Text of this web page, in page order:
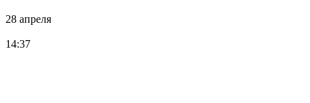
28 апреля
14:37